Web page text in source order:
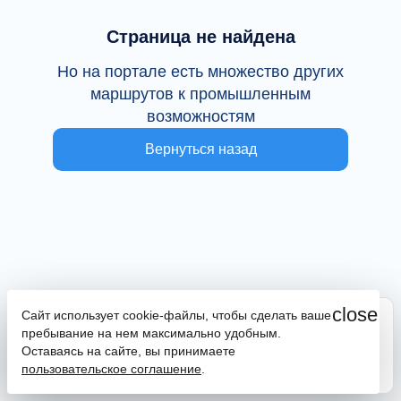
Страница не найдена
Но на портале есть множество других
маршрутов к промышленным
возможностям
Вернуться назад
close
Сайт использует cookie-файлы, чтобы сделать ваше
пребывание на нем максимально удобным.
Оставаясь на сайте, вы принимаете
пользовательское соглашение
Сайт находится в тестовой эксплуатации
В случае наличия ошибок или замечаний просим
сообщить на почтуpromportal@frpkk.ru
написать нам в чатилизаказать обратный звонок